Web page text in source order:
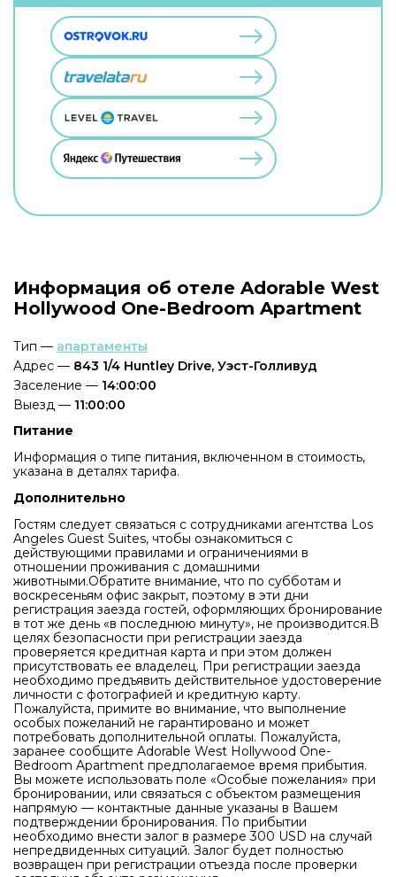
Информация об отеле Adorable West
Hollywood One-Bedroom Apartment
Тип — апартаменты
Адрес — 843 1/4 Huntley Drive, Уэст-Голливуд
Заселение — 14:00:00
Выезд — 11:00:00
Питание
Информация о типе питания, включенном в стоимость,
указана в деталях тарифа.
Дополнительно
Гостям следует связаться с сотрудниками агентства Los
Angeles Guest Suites, чтобы ознакомиться с
действующими правилами и ограничениями в
отношении проживания с домашними
животными.Обратите внимание, что по субботам и
воскресеньям офис закрыт, поэтому в эти дни
регистрация заезда гостей, оформляющих бронирование
в тот же день «в последнюю минуту», не производится.В
целях безопасности при регистрации заезда
проверяется кредитная карта и при этом должен
присутствовать ее владелец. При регистрации заезда
необходимо предъявить действительное удостоверение
личности с фотографией и кредитную карту.
Пожалуйста, примите во внимание, что выполнение
особых пожеланий не гарантировано и может
потребовать дополнительной оплаты. Пожалуйста,
заранее сообщите Adorable West Hollywood One-
Bedroom Apartment предполагаемое время прибытия.
Вы можете использовать поле «Особые пожелания» при
бронировании, или связаться с объектом размещения
напрямую — контактные данные указаны в Вашем
подтверждении бронирования. По прибытии
необходимо внести залог в размере 300 USD на случай
непредвиденных ситуаций. Залог будет полностью
возвращен при регистрации отъезда после проверки